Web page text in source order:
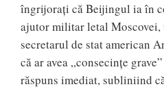
îngrijorați că Beijingul ia în
ajutor militar letal Moscovei,
secretarul de stat american
că ar avea „consecințe
răspuns imediat, subliniind